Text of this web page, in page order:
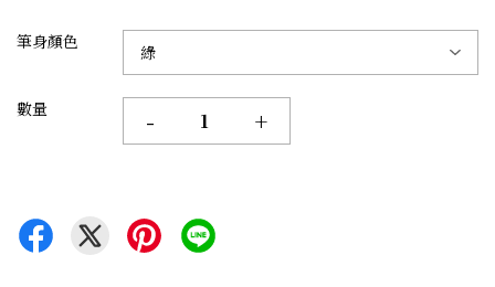
筆身顏色
數量 - +